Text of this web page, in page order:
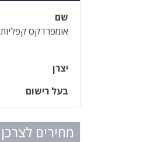
שם
אומפרדקס קפליות 40 מ"ג
יצרן
בעל רישום
מחירים לצרכן